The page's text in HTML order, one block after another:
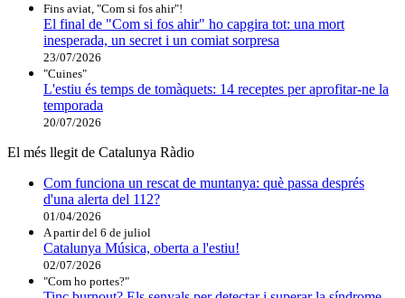
Fins aviat, "Com si fos ahir"!
El final de "Com si fos ahir" ho capgira tot: una mort
inesperada, un secret i un comiat sorpresa
23/07/2026
"Cuines"
L'estiu és temps de tomàquets: 14 receptes per aprofitar-ne la
temporada
20/07/2026
El més llegit de Catalunya Ràdio
Com funciona un rescat de muntanya: què passa després
d'una alerta del 112?
01/04/2026
A partir del 6 de juliol
Catalunya Música, oberta a l'estiu!
02/07/2026
"Com ho portes?"